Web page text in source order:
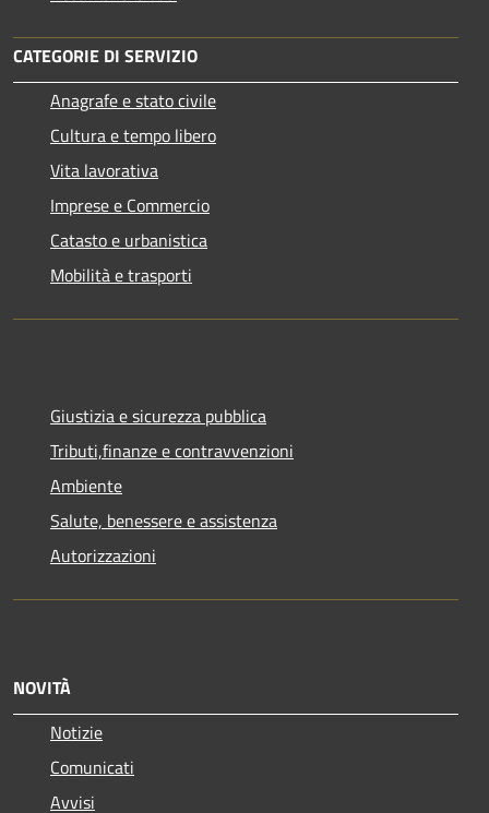
CATEGORIE DI SERVIZIO
Anagrafe e stato civile
Cultura e tempo libero
Vita lavorativa
Imprese e Commercio
Catasto e urbanistica
Mobilità e trasporti
Giustizia e sicurezza pubblica
Tributi,finanze e contravvenzioni
Ambiente
Salute, benessere e assistenza
Autorizzazioni
NOVITÀ
Notizie
Comunicati
Avvisi